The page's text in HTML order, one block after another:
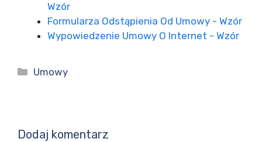
Wzór
Formularza Odstąpienia Od Umowy - Wzór
Wypowiedzenie Umowy O Internet - Wzór
Kategorie
Umowy
Dodaj komentarz